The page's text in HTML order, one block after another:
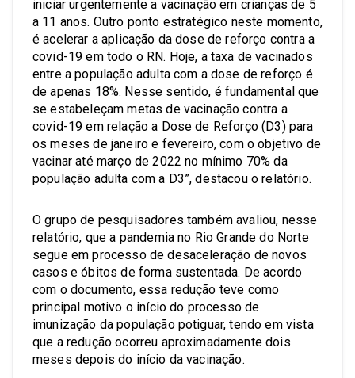
iniciar urgentemente a vacinação em crianças de 5
a 11 anos. Outro ponto estratégico neste momento,
é acelerar a aplicação da dose de reforço contra a
covid-19 em todo o RN. Hoje, a taxa de vacinados
entre a população adulta com a dose de reforço é
de apenas 18%. Nesse sentido, é fundamental que
se estabeleçam metas de vacinação contra a
covid-19 em relação a Dose de Reforço (D3) para
os meses de janeiro e fevereiro, com o objetivo de
vacinar até março de 2022 no mínimo 70% da
população adulta com a D3”, destacou o relatório.
O grupo de pesquisadores também avaliou, nesse
relatório, que a pandemia no Rio Grande do Norte
segue em processo de desaceleração de novos
casos e óbitos de forma sustentada. De acordo
com o documento, essa redução teve como
principal motivo o início do processo de
imunização da população potiguar, tendo em vista
que a redução ocorreu aproximadamente dois
meses depois do início da vacinação.